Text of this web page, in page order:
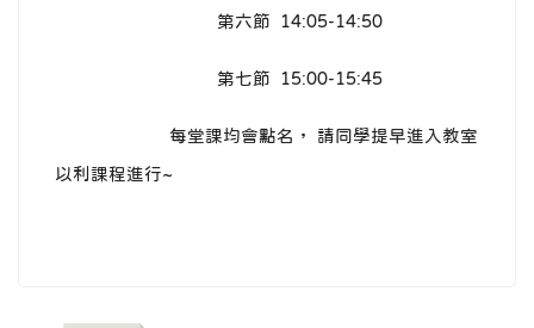
第六節 14:05-14:50
第七節 15:00-15:45
每堂課均會點名， 請同學提早進入教室
以利課程進行~